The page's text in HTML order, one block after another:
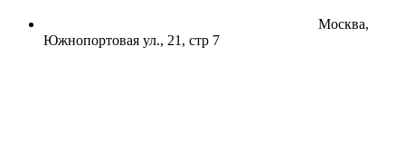
Москва,
Южнопортовая ул., 21, стр 7